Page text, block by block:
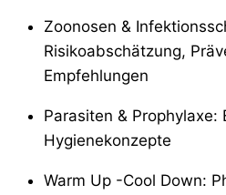
Zoonosen &
Risikoabschätzung,
Empfehlungen
Parasiten &
Hygienekonzepte
Warm Up -Cool Down: